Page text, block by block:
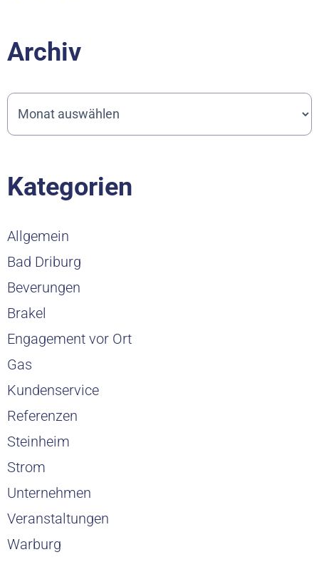
Archiv
Kategorien
Allgemein
Bad Driburg
Beverungen
Brakel
Engagement vor Ort
Gas
Kundenservice
Referenzen
Steinheim
Strom
Unternehmen
Veranstaltungen
Warburg